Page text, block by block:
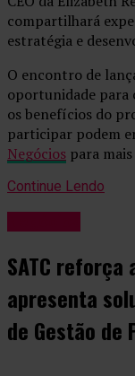
compartilhará
estratégia e
O encontro de
oportunidade para
os benefícios do
participar podem
Negócios para
Continue Lendo
SATC
apresenta
de Gestão de